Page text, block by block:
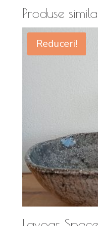
Produse
Reduceri!